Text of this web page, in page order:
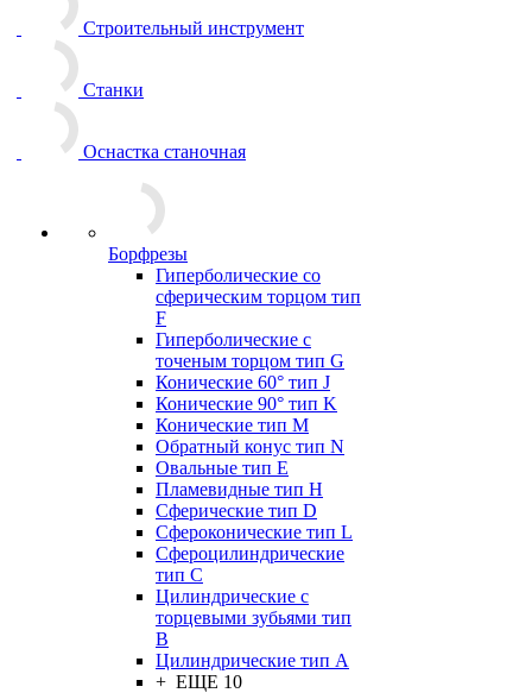
Строительный инструмент
Станки
Оснастка станочная
Борфрезы
Гиперболические cо
сферическим торцом тип
F
Гиперболические с
точеным торцом тип G
Конические 60° тип J
Конические 90° тип K
Конические тип M
Обратный конус тип N
Овальные тип E
Пламевидные тип H
Сферические тип D
Сфероконические тип L
Сфероцилиндрические
тип C
Цилиндрические с
торцевыми зубьями тип
B
Цилиндрические тип А
+ ЕЩЕ 10